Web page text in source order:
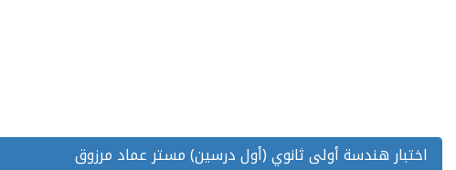
اختبار هندسة أولى ثانوي (أول درسين) مستر عماد مرزوق